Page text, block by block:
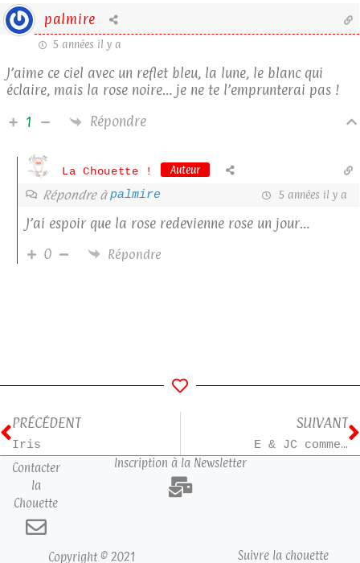
palmire
5 années il y a
J’aime ce ciel avec un reflet bleu, la lune, le blanc qui
éclaire, mais la rose noire… je ne te l’emprunterai pas !
1
Répondre
La Chouette ! Auteur
Répondre àpalmire 5 années il y a
J’ai espoir que la rose redevienne rose un jour…
0
Répondre
PRÉCÉDENT
Iris
SUIVANT
E & JC comme…
Contacter
la
Chouette
Inscription à la Newsletter
Copyright © 2021 Suivre la chouette